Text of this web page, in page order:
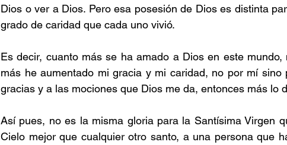
Dios o ver a Dios. Pero esa posesión de Dios es distinta
grado de caridad que cada uno vivió.
Es decir, cuanto más se ha amado a Dios en este
más he aumentado mi gracia y mi caridad, no por mí sino
gracias y a las mociones que Dios me da, entonces más lo
Así pues, no es la misma gloria para la Santísima Virgen
Cielo mejor que cualquier otro santo, a una persona que